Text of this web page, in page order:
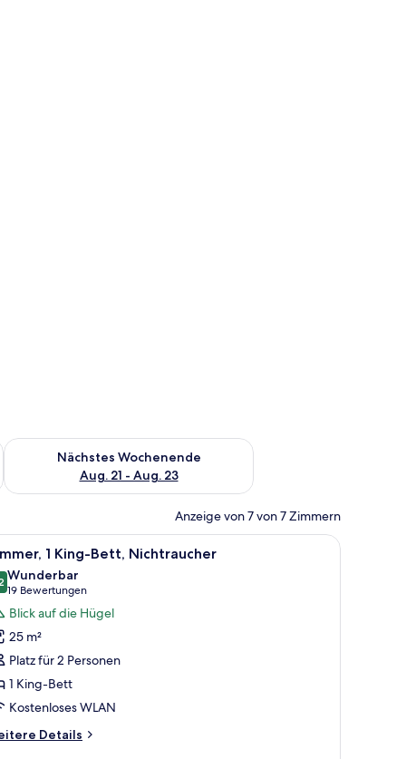
Aug. 14 - Aug. 16.
Nächstes Wochenende
Aug. 21 - Aug. 23
Überprüfe die Verfügbarkeit für nächstes Wochenende, Aug.
Anzeige von 7 von 7 Zimmern
an der Wand.
und einem Handtuchhalter mit gefalteten Handtüchern.
Ein ordentlich bezogenes Bett mit weißen
7 1 King-Bett, Nichtraucher
von 10
Wunderbar
19 Bewertungen
(19
Bewertungen)
Blick auf die Hügel
25 m²
Platz für 2 Personen
1 King-Bett
Kostenloses WLAN
Details